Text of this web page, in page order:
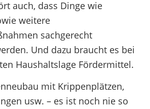
auch, dass Dinge wie
weitere
sachgerecht
Und dazu braucht es bei
Haushaltslage Fördermittel.
mit Krippenplätzen,
usw. – es ist noch nie so